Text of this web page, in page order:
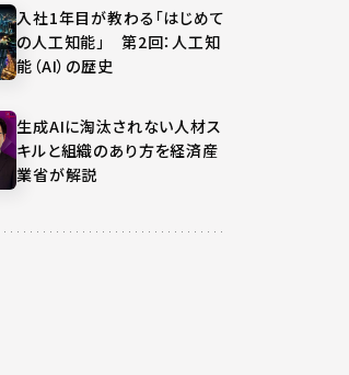
入社1年目が教わる「はじめて
の人工知能」 第2回：人工知
能（AI）の歴史
生成AIに淘汰されない人材ス
キルと組織のあり方を経済産
業省が解説